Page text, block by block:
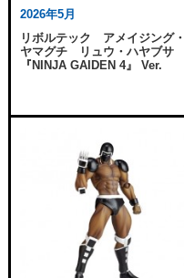
2026年5月
リボルテック アメイジング・
ヤマグチ リュウ・ハヤブサ
『NINJA GAIDEN 4』 Ver.